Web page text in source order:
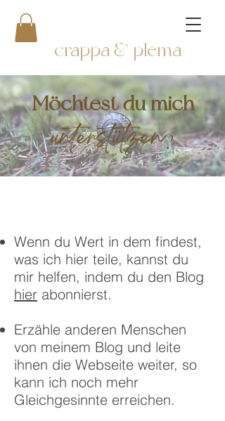
crappa & plema
Möchtest du mich
unterstützen?
Wenn du Wert in dem findest,
was ich hier teile, kannst du
mir helfen, indem du den Blog
hier abonnierst.
Erzähle anderen Menschen
von meinem Blog und leite
ihnen die Webseite weiter, so
kann ich noch mehr
Gleichgesinnte erreichen.